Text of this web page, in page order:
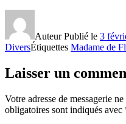
AuteurPublié le 3
DiversÉtiquettes Madame de
Laisser un
Votre adresse de messagerie
obligatoires sont indiqués avec